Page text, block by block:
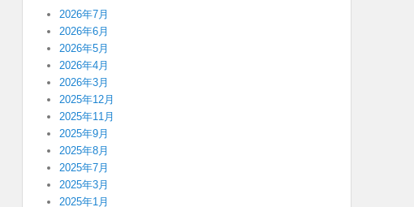
2026年7月
2026年6月
2026年5月
2026年4月
2026年3月
2025年12月
2025年11月
2025年9月
2025年8月
2025年7月
2025年3月
2025年1月